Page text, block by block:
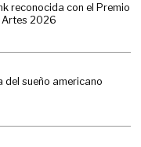
reconocida con el Premio
Artes 2026
del sueño americano